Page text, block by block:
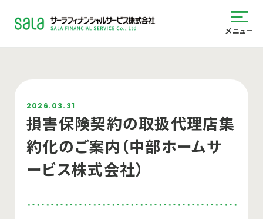
メニュー
2026.03.31
損害保険契約の取扱代理店集
約化のご案内（中部ホームサ
ービス株式会社）